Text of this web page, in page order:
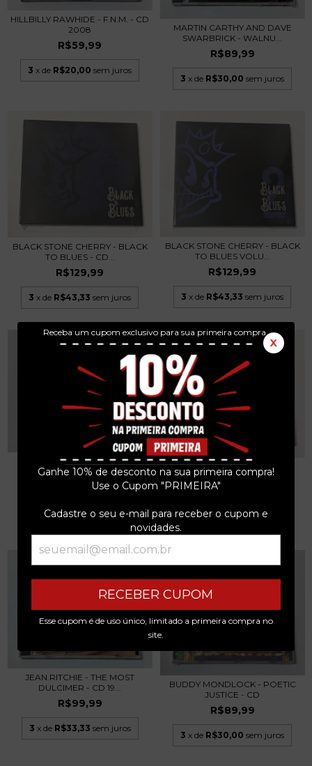
Receba um cupom exclusivo para sua primeira compra.
X
Ganhe 10% de desconto na sua primeira compra!
Use o Cupom "PRIMEIRA"
Cadastre o seu e-mail para receber o cupom e
novidades.
RECEBER CUPOM
Esse cupom é de uso único, limitado a primeira compra no
site.
HILLBILLY RAWHIDE - F.N.M. - CD
2008
R$59,99
3 x de R$20,00 sem juros
MARTIN CARTHY AND DAVE
SWARBRICK - WALNU...
R$89,99
3 x de R$30,00 sem juros
BLACK STONE CHERRY - BLACK
TO BLUES - CD...
R$129,99
3 x de R$43,33 sem juros
BLACK STONE CHERRY - BLACK
TO BLUES VOLU...
R$129,99
3 x de R$43,33 sem juros
GRAND FUNK RAILROAD -
CLOSER TO HOME - C...
R$79,99
x deR$26,66 sem juros
JACKSON C. FRANK - BLUES
RUN THE GAME 2...
R$129,99
3 x deR$43,33 sem juros
JEAN RITCHIE - THE MOST
DULCIMER - CD 19...
R$99,99
3 x de R$33,33 sem juros
BUDDY MONDLOCK - POETIC
JUSTICE - CD
R$89,99
3 x de R$30,00 sem juros